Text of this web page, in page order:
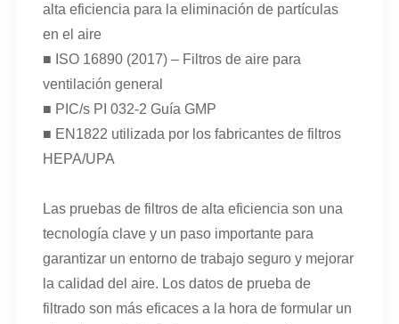
alta eficiencia para la eliminación de partículas
en el aire
■ ISO 16890 (2017) – Filtros de aire para
ventilación general
■ PIC/s PI 032-2 Guía GMP
■ EN1822 utilizada por los fabricantes de filtros
HEPA/UPA
Las pruebas de filtros de alta eficiencia son una
tecnología clave y un paso importante para
garantizar un entorno de trabajo seguro y mejorar
la calidad del aire. Los datos de prueba de
filtrado son más eficaces a la hora de formular un